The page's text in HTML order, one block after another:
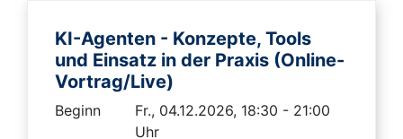
KI-Agenten - Konzepte, Tools
und Einsatz in der Praxis (Online-
Vortrag/Live)
Beginn
Fr., 04.12.2026, 18:30 - 21:00
Uhr